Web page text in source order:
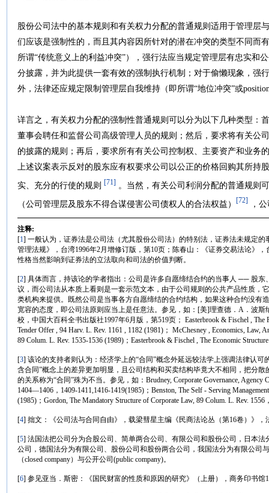
股份公司法中的基本规则和有关权力分配的普通规则适用于管理层
们应该是强制性的，而且其内容因所针对的潜在冲突的类型不同而
所谓“传统意义上的利益冲突”），强行法应当规定管理层有忠实和
分披露，并为此提供一套有效的强制执行机制；对于偷懒现象，强
外，法律还应规定限制管理层自我维持（即所谓“地位冲突”或
详言之，有关权力分配的强制性普通规则可以分为以下几种类型：
董事会聘任和监督公司高级管理人员的规则；然后，要求将有关公
的披露的规则；再后，要求所有有关公司控制权、主要资产和业务
上述议案表示反对的股东应有权要求公司以公正的价格回购其所持
实、充分的行使的规则 [71] 。当然，有关公司利润分配的普通规则
（公司管理层及股东不得合谋侵害公司债权人的合法权益） [72] ，
注释:
[1] 一般认为，证券法是公司法（尤其股份公司法）的特别法，证券法未规定
管理法规》，台湾1996年2月增修订版，第10页；陈春山：《证券交易法论》
性格当然影响到证券法的立法取向和司法的价值判断。
[2] 具体而言，持该论的学者指出：公司是许多自愿缔结合约的当事人 ── 股
议，而公司法从本质上看则是一套示范文本，由于公司规则的公共产品性质，
类机构来提供。既然公司是当事各方自愿缔结的合约结构，如果这种合约没有
宽容的态度，即公司法原则应当上是任意法。参见，如：[美]理查德．A．波
校，中国大百科全书出版社1997年6月版，第519页； Easterbrook & Fischel , The
Tender Offer , 94 Harv. L. Rev. 1161 , 1182 (1981)； McChesney , Economics, Law,
89 Colum. L. Rev. 1535-1536 (1989)；Easterbrook & Fischel , The Economic
[3] 该论的支持者则认为：经济学上的“合同”概念外延远较法学上强调法律认可
含合同”概念上的差异更加明显，且公司结构和买卖结构毕竟大不相同，把分
的关系称为“合同”殊为不当。参见，如：Brudney, Corporate Governance, Agency
1404—1406，1409-1411,1416-1419(1985)；Benston, The Self - Serving
(1985)；Gordon, The Mandatory Structure of Corporate Law, 89 Colum. L. Rev.
[4] 拙文：《公司法与合同自由》，载梁彗星主编《民商法论丛（第16卷）》，
[5] 法国法把公司分为合股公司、简单两合公司、有限公司和股份公司，日本
公司，德国法分为有限公司、股份公司和股份两合公司，我国法分为有限公司
（closed company）与公开公司(public company)。
[6] 参见亚当．斯密：《国民财富的性质和原因的研究》（上册），商务印书馆